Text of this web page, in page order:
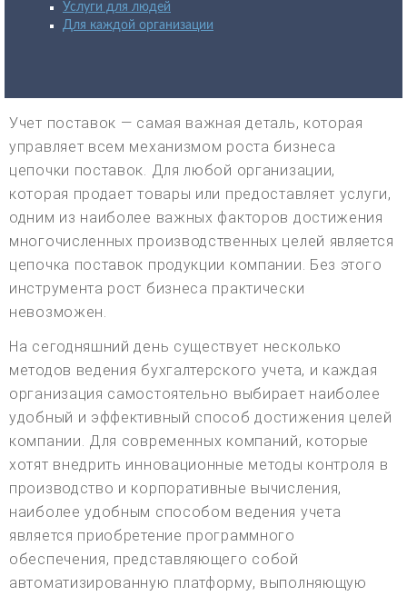
Услуги для людей
Для каждой организации
Учет поставок — самая важная деталь, которая
управляет всем механизмом роста бизнеса
цепочки поставок. Для любой организации,
которая продает товары или предоставляет услуги,
одним из наиболее важных факторов достижения
многочисленных производственных целей является
цепочка поставок продукции компании. Без этого
инструмента рост бизнеса практически
невозможен.
На сегодняшний день существует несколько
методов ведения бухгалтерского учета, и каждая
организация самостоятельно выбирает наиболее
удобный и эффективный способ достижения целей
компании. Для современных компаний, которые
хотят внедрить инновационные методы контроля в
производство и корпоративные вычисления,
наиболее удобным способом ведения учета
является приобретение программного
обеспечения, представляющего собой
автоматизированную платформу, выполняющую